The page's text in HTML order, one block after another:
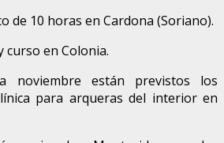
de 10 horas en Cardona (Soriano).
curso en Colonia.
noviembre están previstos los
para arqueras del interior en